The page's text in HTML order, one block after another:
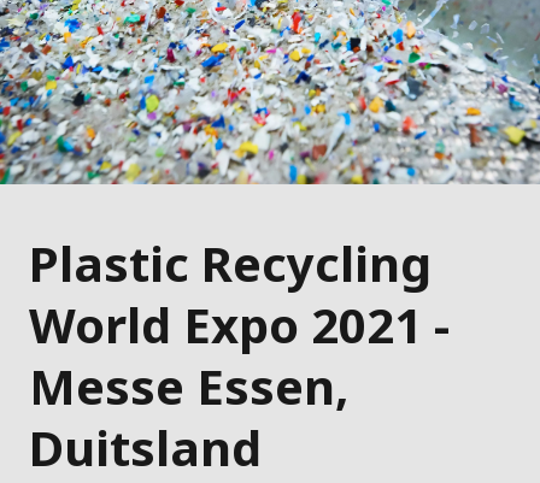
Plastic Recycling
World Expo 2021 -
Messe Essen,
Duitsland